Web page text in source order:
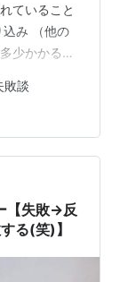
ていること
込み （他の
少かかるけ
池が切れて
わけでなく
不運続きで
怒りが込み
の さんざん
敗談
【失敗→反
る(笑)】